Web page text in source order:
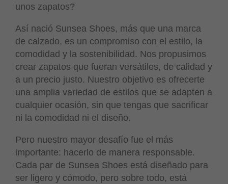
unos zapatos?
Así nació Sunsea Shoes, más que una marca
de calzado, es un compromiso con el estilo, la
comodidad y la sostenibilidad. Nos propusimos
crear zapatos que fueran versátiles, de calidad y
a un precio justo. Nuestro objetivo es ofrecerte
una amplia variedad de estilos que se adapten a
cualquier ocasión, sin que tengas que sacrificar
ni la comodidad ni el diseño.
Pero nuestro mayor desafío fue el más
importante: hacerlo de manera responsable.
Cada par de Sunsea Shoes está diseñado para
ser ligero y cómodo, pero sobre todo, está